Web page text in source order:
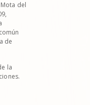
del
de
la